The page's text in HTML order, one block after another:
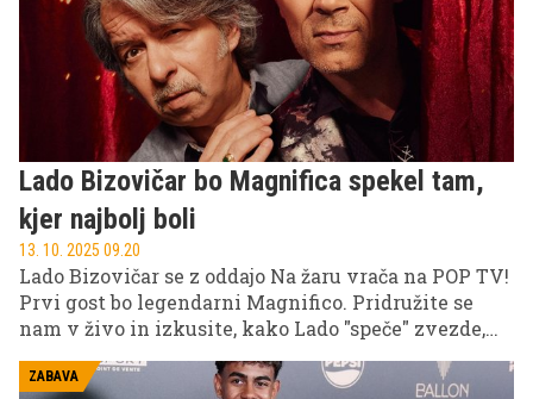
Lado Bizovičar bo Magnifica spekel tam,
kjer najbolj boli
13. 10. 2025 09.20
Lado Bizovičar se z oddajo Na žaru vrača na POP TV!
Prvi gost bo legendarni Magnifico. Pridružite se
nam v živo in izkusite, kako Lado "speče" zvezde,
kot le on najbolje zna.
ZABAVA